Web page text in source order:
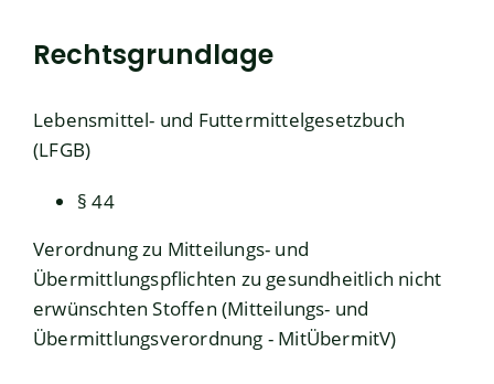
Rechtsgrundlage
Lebensmittel- und Futtermittelgesetzbuch
(LFGB)
§ 44
Verordnung zu Mitteilungs- und
Übermittlungspflichten zu gesundheitlich nicht
erwünschten Stoffen (Mitteilungs- und
Übermittlungsverordnung - MitÜbermitV)